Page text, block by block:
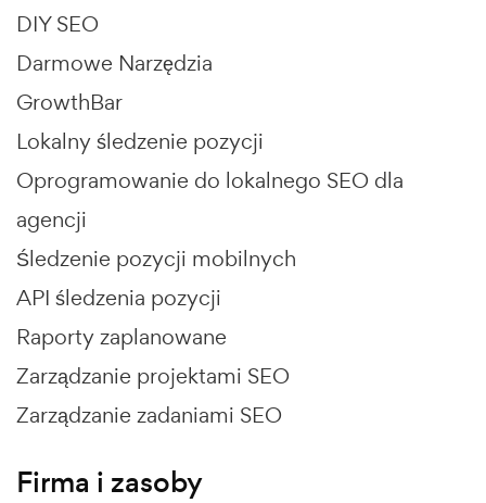
DIY SEO
Darmowe Narzędzia
GrowthBar
Lokalny śledzenie pozycji
Oprogramowanie do lokalnego SEO dla
agencji
Śledzenie pozycji mobilnych
API śledzenia pozycji
Raporty zaplanowane
Zarządzanie projektami SEO
Zarządzanie zadaniami SEO
Firma i zasoby